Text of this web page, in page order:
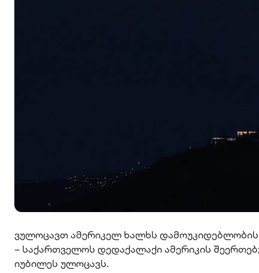
ვულოცავთ ამერიკელ ხალხს დამოუკიდებლობის
– საქართველოს დედაქალაქი ამერიკის
იუბილეს ულოცავს.